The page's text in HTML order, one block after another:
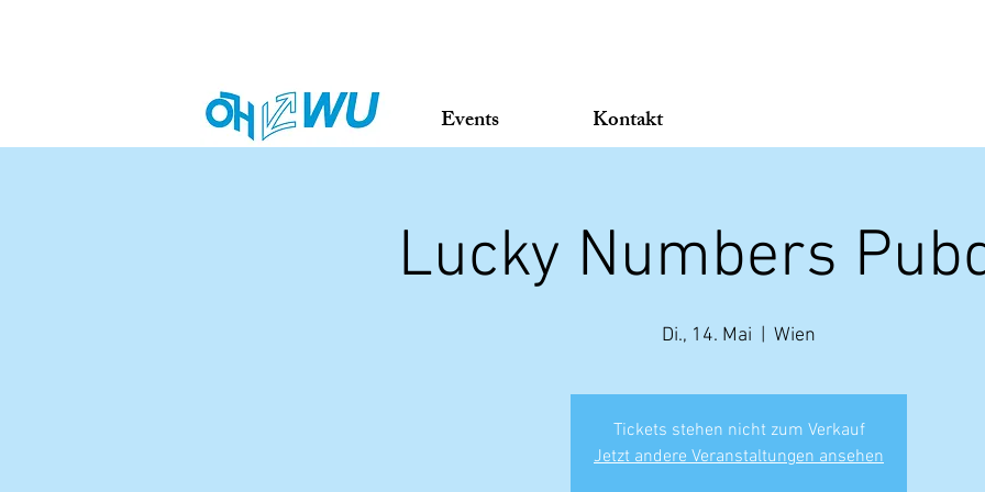
Events Kontakt
Lucky Numbers
Di., 14. Mai Wien
Tickets stehen nicht zum Verkauf
Jetzt andere Veranstaltungen ansehen